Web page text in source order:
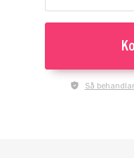
Så